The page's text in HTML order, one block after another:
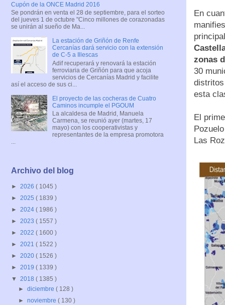
En
zonas
30
esta
El
Las
Cupón de la ONCE Madrid 2016
Se pondrán en venta el 28 de septiembre, para el sorteo
del jueves 1 de octubre "Cinco millones de corazonadas
se unirán al sueño de Ma...
La estación de Griñón de Renfe
Cercanías dará servicio con la extensión
de C-5 a Illescas
Adif recuperará y renovará la estación
ferroviaria de Griñón para que acoja
servicios de Cercanías Madrid y facilite
así el acceso de sus ci...
El proyecto de las cocheras de Cuatro
Caminos incumple el PGOUM
La alcaldesa de Madrid, Manuela
Carmena, se reunió ayer (martes, 17
mayo) con los cooperativistas y
representantes de la empresa promotora
...
Archivo del blog
► 2026 ( 1045 )
► 2025 ( 1839 )
► 2024 ( 1986 )
► 2023 ( 1557 )
► 2022 ( 1600 )
► 2021 ( 1522 )
► 2020 ( 1526 )
► 2019 ( 1339 )
▼ 2018 ( 1385 )
►diciembre( 128 )
►noviembre( 130 )